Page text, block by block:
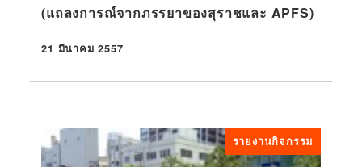
(แถลงการณ์จากภรรยาของสุราชและ APFS)
ที่ตีพิมพ์
21 มีนาคม 2557
รายงานกิจกรรม